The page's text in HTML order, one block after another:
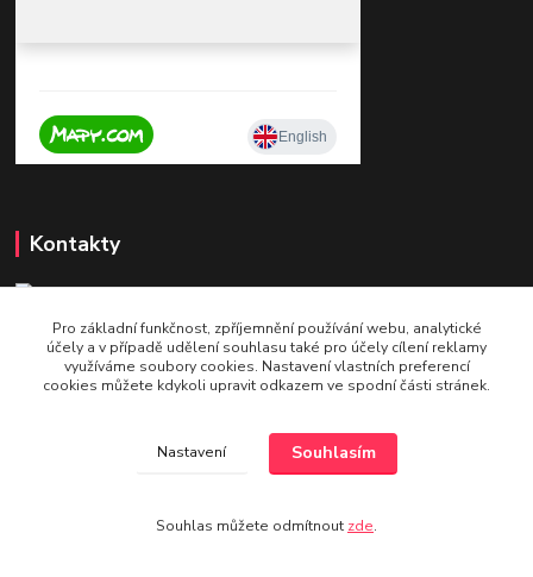
Kontakty
+420 604 921 321
v pracovní době po - pá 9 - 16
Pro základní funkčnost, zpříjemnění používání webu, analytické
účely a v případě udělení souhlasu také pro účely cílení reklamy
využíváme soubory cookies. Nastavení vlastních preferencí
cookies můžete kdykoli upravit odkazem ve spodní části stránek.
Nastavení Souhlasím
Souhlas můžete odmítnout zde.